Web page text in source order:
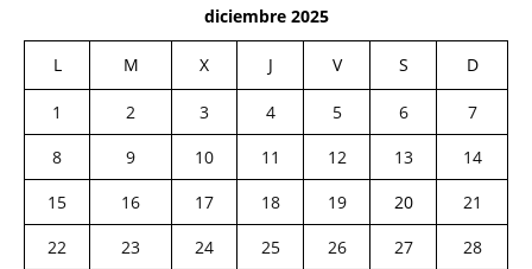
diciembre 2025
L M X J V S D
1 2 3 4 5 6
7
8
9 10 11 12 13
14
15
16 17 18 19 20
21
22
23 24 25 26 27
28